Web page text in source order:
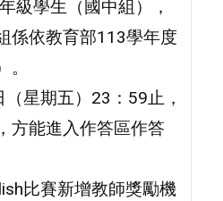
級學生（國中組），
係依教育部113學年度
星期五）23：59止，
方能進入作答區作答
比賽新增教師獎勵機